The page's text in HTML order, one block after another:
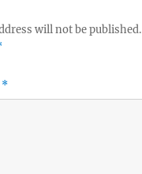
will not be published.
*